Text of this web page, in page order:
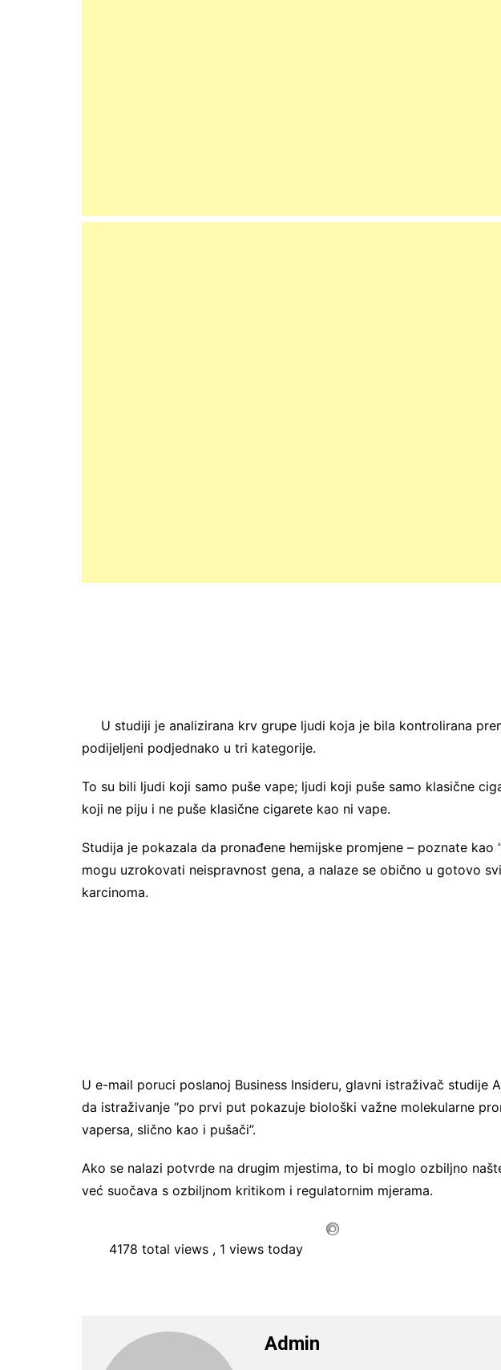
U studiji je analizirana krv grupe ljudi koja je bila kontrolirana
podijeljeni podjednako u tri kategorije.
To su bili ljudi koji samo puše vape; ljudi koji puše samo klasične
koji ne piju i ne puše klasične cigarete kao ni vape.
Studija je pokazala da pronađene hemijske promjene – poznate kao
mogu uzrokovati neispravnost gena, a nalaze se obično u gotovo
karcinoma.
U e-mail poruci poslanoj Business Insideru, glavni istraživač studije
da istraživanje “po prvi put pokazuje biološki važne molekularne
vapersa, slično kao i pušači”.
Ako se nalazi potvrde na drugim mjestima, to bi moglo ozbiljno
već suočava s ozbiljnom kritikom i regulatornim mjerama.
4178 total views , 1 views today
Admin